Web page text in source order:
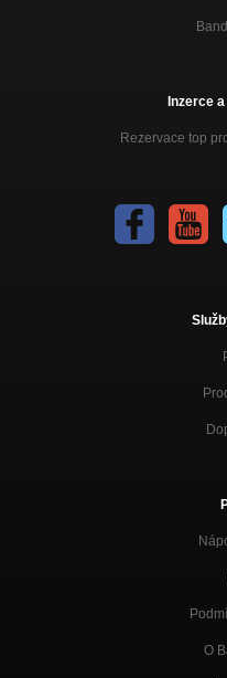
Inzerce
Rezervace top
O